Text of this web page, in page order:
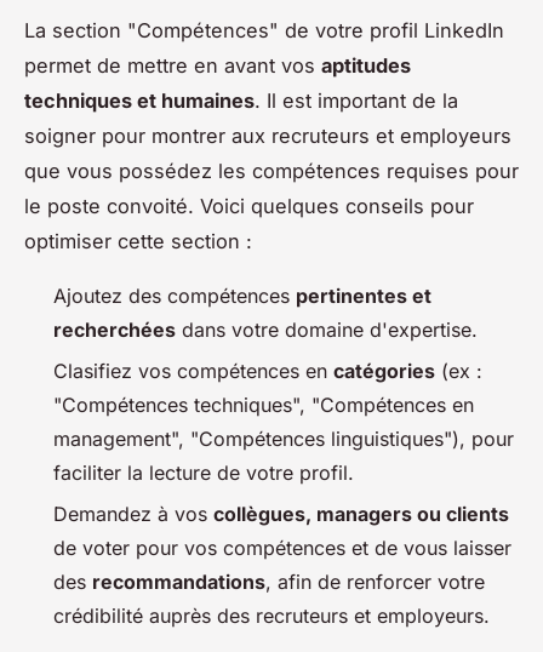
La section "Compétences" de votre profil LinkedIn
permet de mettre en avant vos aptitudes
techniques et humaines. Il est important de la
soigner pour montrer aux recruteurs et employeurs
que vous possédez les compétences requises pour
le poste convoité. Voici quelques conseils pour
optimiser cette section :
Ajoutez des compétences pertinentes et
recherchées dans votre domaine d'expertise.
Clasifiez vos compétences en catégories (ex :
"Compétences techniques", "Compétences en
management", "Compétences linguistiques"), pour
faciliter la lecture de votre profil.
Demandez à vos collègues, managers ou clients
de voter pour vos compétences et de vous laisser
des recommandations, afin de renforcer votre
crédibilité auprès des recruteurs et employeurs.